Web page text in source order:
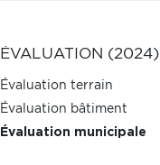
ÉVALUATION (2024)
Évaluation terrain
Évaluation bâtiment
Évaluation municipale